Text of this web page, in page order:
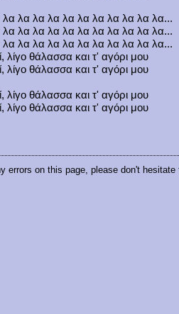
λα λα λα λα λα λα λα λα λα λα...
λα λα λα λα λα λα λα λα λα λα...
λα λα λα λα λα λα λα λα λα λα...
λίγο θάλασσα και τ' αγόρι μου
λίγο θάλασσα και τ' αγόρι μου
λίγο θάλασσα και τ' αγόρι μου
λίγο θάλασσα και τ' αγόρι μου
errors on this page, please don't